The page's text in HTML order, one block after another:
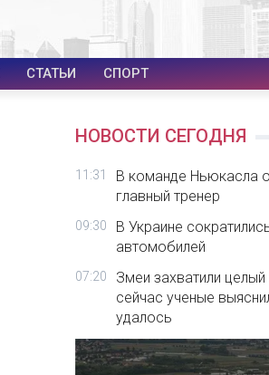
СТАТЬИ СПОРТ
НОВОСТИ СЕГОДНЯ
11:31
В команде Ньюкасла
главный тренер
09:30
В Украине
автомобилей
07:20
Змеи захватили
сейчас ученые
удалось